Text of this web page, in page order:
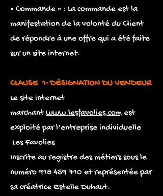
« Commande » : La commande est la
manifestation de la volonté du Client
de répondre à une offre qui a été faite
sur un site internet.
CLAUSE 1- DÉSIGNATION DU VENDEUR
Le site internet
marchantwww.lesfavolies.com est
exploité par l’entreprise individuelle
Les Favolies
Inscrite au registre des métiers sous le
numéro 918 459 710 et représentée par
sa créatrice Estelle Duhaut.